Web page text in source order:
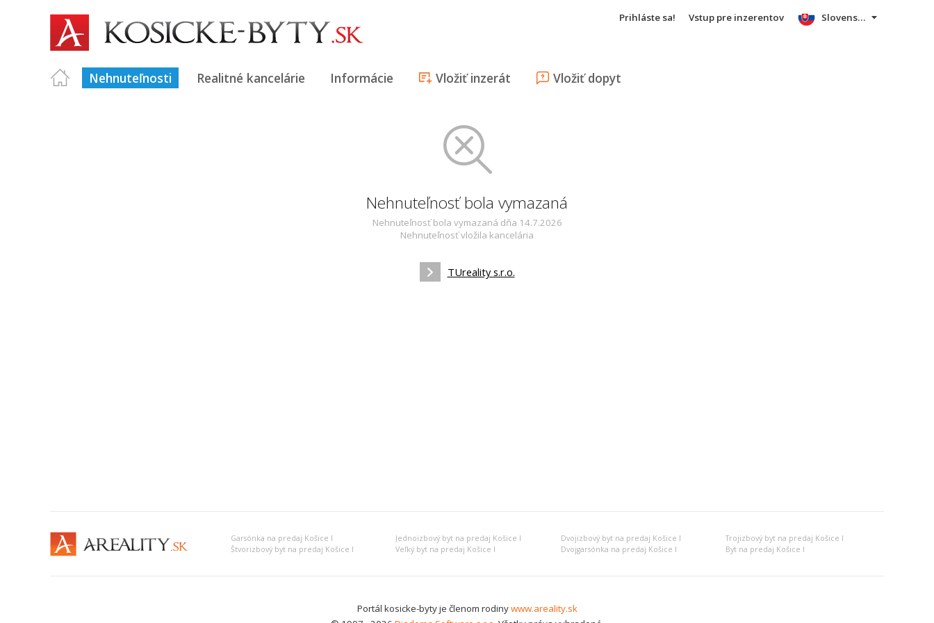
Prihláste sa! Vstup pre inzerentov
Nehnuteľnosti Realitné kancelárie Informácie Vložiť inzerát Vložiť dopyt
Slovensky
Nehnuteľnosť bola vymazaná
Nehnuteľnosť bola vymazaná dňa 14.7.2026
Nehnuteľnosť vložila kancelária
TUreality s.r.o.
Garsónka na predaj Košice I Jednoizbový byt na predaj Košice I Dvojizbový byt na predaj Košice I
Trojizbový byt na predaj Košice I
Štvorizbový byt na predaj Košice I
Veľký byt na predaj Košice I Dvojgarsónka na predaj Košice I Byt na predaj Košice I
Portál kosicke-byty je členom rodinywww.areality.sk